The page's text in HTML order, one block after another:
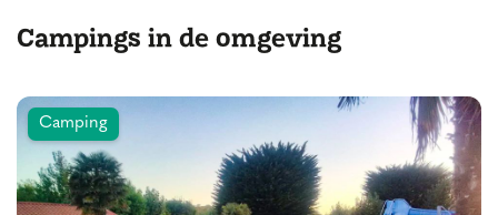
Campings in de omgeving
Camping